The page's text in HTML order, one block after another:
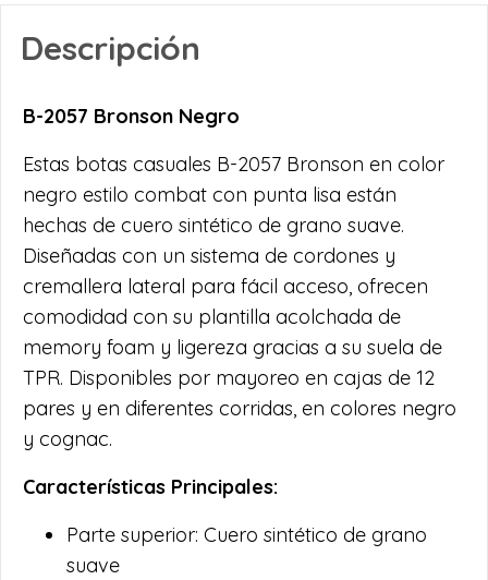
Descripción
B-2057 Bronson Negro
Estas botas casuales B-2057 Bronson en color
negro estilo combat con punta lisa están
hechas de cuero sintético de grano suave.
Diseñadas con un sistema de cordones y
cremallera lateral para fácil acceso, ofrecen
comodidad con su plantilla acolchada de
memory foam y ligereza gracias a su suela de
TPR. Disponibles por mayoreo en cajas de 12
pares y en diferentes corridas, en colores negro
y cognac.
Características Principales:
Parte superior: Cuero sintético de grano
suave